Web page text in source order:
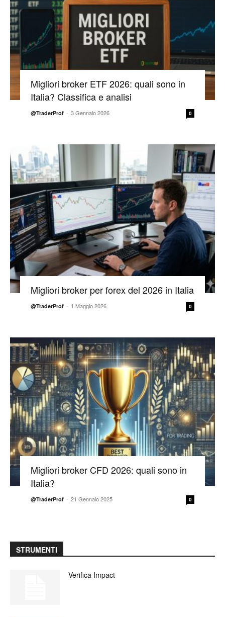
Migliori broker ETF 2026: quali sono in
Italia? Classifica e analisi
@TraderProf - 3 Gennaio 2026 0
Migliori broker per forex del 2026 in Italia
@TraderProf - 1 Maggio 2026 0
Migliori broker CFD 2026: quali sono in
Italia?
@TraderProf - 21 Gennaio 2025 0
STRUMENTI
Verifica Impact